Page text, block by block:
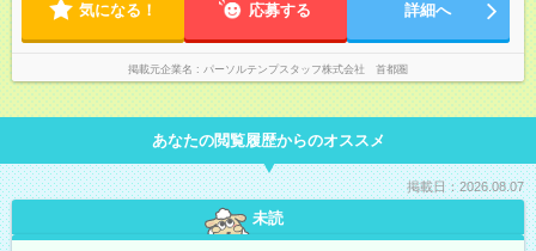
気になる！ 応募する 詳細へ
掲載元企業名 パーソルテンプスタッフ株式会社 首都圏
あなたの閲覧履歴からのオススメ
掲載日：2026.08.07
未読